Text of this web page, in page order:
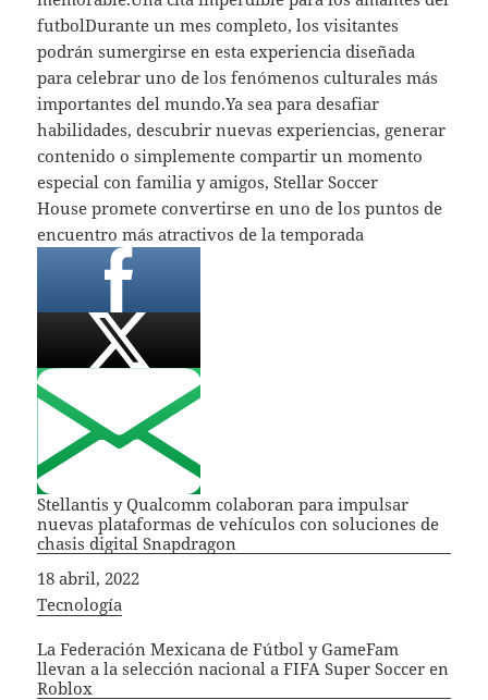
futbolDurante un mes completo, los visitantes
podrán sumergirse en esta experiencia diseñada
para celebrar uno de los fenómenos culturales más
importantes del mundo.Ya sea para desafiar
habilidades, descubrir nuevas experiencias, generar
contenido o simplemente compartir un momento
especial con familia y amigos, Stellar Soccer
House promete convertirse en uno de los puntos de
encuentro más atractivos de la temporada
Stellantis y Qualcomm colaboran para impulsar
nuevas plataformas de vehículos con soluciones de
chasis digital Snapdragon
Fecha
18 abril, 2022
In relation to
Tecnología
La Federación Mexicana de Fútbol y GameFam
llevan a la selección nacional a FIFA Super Soccer en
Roblox